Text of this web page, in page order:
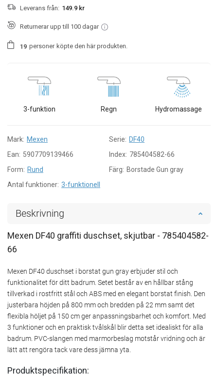
Leverans från: 149.9 kr
Returnerar upp till 100 dagar
1 9 personer köpte den här produkten.
3-funktion Regn Hydromassage
Mark: Mexen Serie: DF40
Ean: 5907709139466 Index: 785404582-66
Form: Rund Färg: Borstade Gun gray
Antal funktioner: 3-funktionell
Beskrivning
Mexen DF40 graffiti duschset, skjutbar - 785404582-
66
Mexen DF40 duschset i borstat gun gray erbjuder stil och
funktionalitet för ditt badrum. Setet består av en hållbar stång
tillverkad i rostfritt stål och ABS med en elegant borstat finish. Den
justerbara höjden på 800 mm och bredden på 22 mm samt det
flexibla höljet på 150 cm ger anpassningsbarhet och komfort. Med
3 funktioner och en praktisk tvålskål blir detta set idealiskt för alla
badrum. PVC-slangen med marmorbeslag motstår vridning och är
lätt att rengöra tack vare dess jämna yta.
Produktspecifikation: